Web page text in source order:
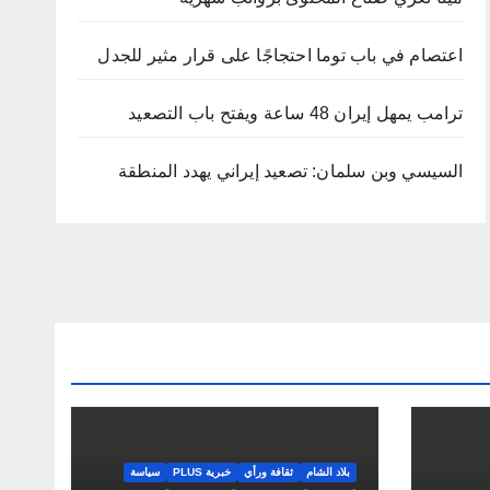
اعتصام في باب توما احتجاجًا على قرار مثير للجدل
ترامب يمهل إيران 48 ساعة ويفتح باب التصعيد
السيسي وبن سلمان: تصعيد إيراني يهدد المنطقة
بلاد الشام ثقافة ورأي خبرية PLUS سياسة